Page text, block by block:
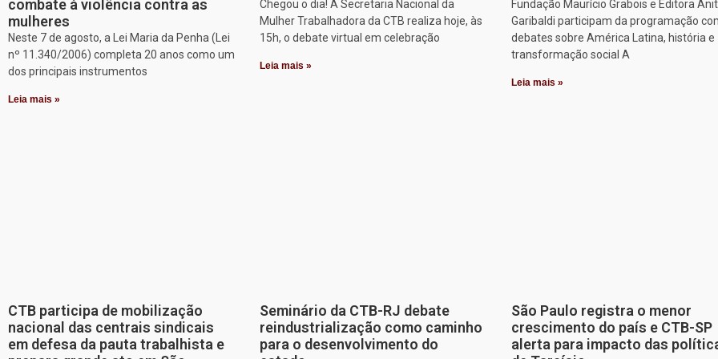
combate à violência contra as
mulheres
Neste 7 de agosto, a Lei Maria da Penha (Lei
nº 11.340/2006) completa 20 anos como um
dos principais instrumentos
Leia mais »
Chegou o dia! A Secretaria Nacional da
Mulher Trabalhadora da CTB realiza hoje, às
15h, o debate virtual em celebração
Leia mais »
Fundação Maurício Grabois e Editora
Garibaldi participam da programação
debates sobre América Latina, história e
transformação social A
Leia mais »
CTB participa de mobilização
nacional das centrais sindicais
em defesa da pauta trabalhista e
Seminário da CTB-RJ debate
reindustrialização como caminho
para o desenvolvimento do
São Paulo registra o menor
crescimento do país e CTB-SP
alerta para impacto das